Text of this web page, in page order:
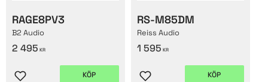
RAGE8PV3
B2 Audio
2 495 KR
KÖP
RS-M85DM
Reiss Audio
1 595 KR
KÖP